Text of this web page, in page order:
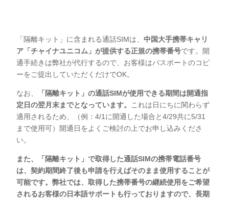
「隔離キット」に含まれる通話SIMは、中国大手携帯キャリ
ア「チャイナユニコム」が提供する正規の携帯番号です。開
通手続きは弊社が代行するので、お客様はパスポートのコピ
ーをご提出していただくだけでOK。
なお、
「隔離キット」の通話SIMが使用できる期間は開通指
定日の翌月末までとなっています。
これは日にちに関わらず
適用されるため、（例：4/1に開通した場合と4/29共に5/31
まで使用可）開通日をよくご検討の上でお申し込みくださ
い。
また、「隔離キット」で取得した通話SIMの携帯電話番号
は、契約期間終了後も申請を行えばそのまま使用することが
可能です。弊社では、取得した携帯番号の継続使用をご希望
されるお客様の日本語サポートも行っておりますので、長期